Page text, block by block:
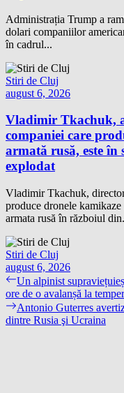
Administrația Trump a
dolari companiilor
în cadrul...
Stiri de Cluj
august 6, 2026
Vladimir Tkachuk,
companiei care
armată rusă, este în
explodat
Vladimir Tkachuk,
produce dronele
armata rusă în războiul
Stiri de Cluj
august 6, 2026
Navigare
în
articole
Previous
post:
Un alpinist
ore de o avalanșă la
Next
post:
Antonio Guterres
dintre Rusia şi Ucraina